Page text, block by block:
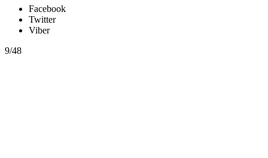
Facebook
Twitter
Viber
9/48